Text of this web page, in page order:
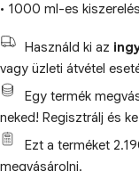
• 1000 ml-es
Használd ki az
vagy üzleti átvétel
Egy termék
neked! Regisztrálj és
Ezt a terméket
megvásárolni.